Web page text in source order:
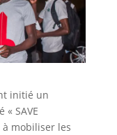
initié un
SAVE
à mobiliser les